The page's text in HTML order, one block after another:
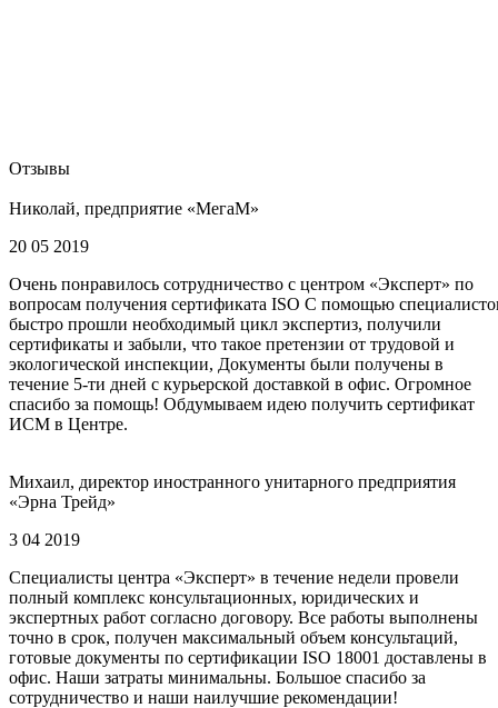
Отзывы
Николай, предприятие «МегаМ»
20 05 2019
Очень понравилось сотрудничество с центром «Эксперт» по
вопросам получения сертификата ISO С помощью
быстро прошли необходимый цикл экспертиз, получили
сертификаты и забыли, что такое претензии от трудовой и
экологической инспекции, Документы были получены в
течение 5-ти дней с курьерской доставкой в офис. Огромное
спасибо за помощь! Обдумываем идею получить сертификат
ИСМ в Центре.
Михаил, директор иностранного унитарного предприятия
«Эрна Трейд»
3 04 2019
Специалисты центра «Эксперт» в течение недели провели
полный комплекс консультационных, юридических и
экспертных работ согласно договору. Все работы выполнены
точно в срок, получен максимальный объем консультаций,
готовые документы по сертификации ISO 18001 доставлены в
офис. Наши затраты минимальны. Большое спасибо за
сотрудничество и наши наилучшие рекомендации!